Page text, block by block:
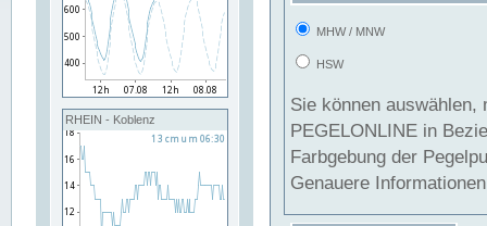
RHEIN - Koblenz
MHW / MNW
HSW
Sie können
PEGELONLINE in Beziehung
Farbgebung der
Genauere